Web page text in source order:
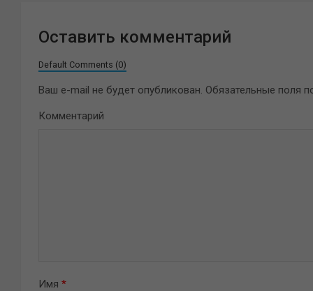
Оставить комментарий
Default Comments (0)
Ваш e-mail не будет опубликован. Обязательные поля
Комментарий
Имя *